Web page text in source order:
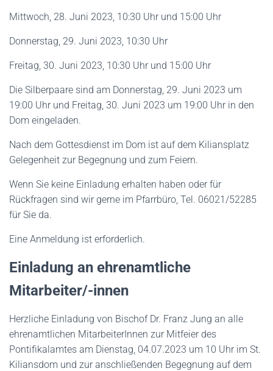
Mittwoch, 28. Juni 2023, 10:30 Uhr und 15:00 Uhr
Donnerstag, 29. Juni 2023, 10:30 Uhr
Freitag, 30. Juni 2023, 10:30 Uhr und 15:00 Uhr
Die Silberpaare sind am Donnerstag, 29. Juni 2023 um
19:00 Uhr und Freitag, 30. Juni 2023 um 19:00 Uhr in den
Dom eingeladen.
Nach dem Gottesdienst im Dom ist auf dem Kiliansplatz
Gelegenheit zur Begegnung und zum Feiern.
Wenn Sie keine Einladung erhalten haben oder für
Rückfragen sind wir gerne im Pfarrbüro, Tel. 06021/52285
für Sie da.
Eine Anmeldung ist erforderlich.
Einladung an ehrenamtliche
Mitarbeiter/-innen
Herzliche Einladung von Bischof Dr. Franz Jung an alle
ehrenamtlichen MitarbeiterInnen zur Mitfeier des
Pontifikalamtes am Dienstag, 04.07.2023 um 10 Uhr im St.
Kiliansdom und zur anschließenden Begegnung auf dem